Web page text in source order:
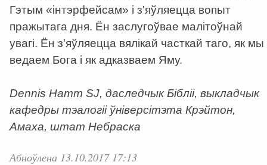
Гэтым «інтэрфейсам» і з'яўляецца вопыт
пражытага дня. Ён заслугоўвае малітоўнай
увагі. Ён з'яўляецца вялікай часткай таго, як мы
ведаем Бога і як адказваем Яму.
Dennis Hamm SJ, даследчык Бібліі, выкладчык
кафедры тэалогіі ўніверсітэта Крэйтон,
Амаха, штат Небраска
Абноўлена 13.10.2017 17:13